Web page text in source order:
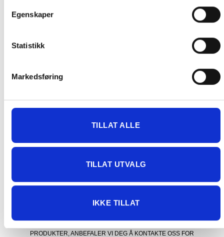
Egenskaper
Statistikk
Markedsføring
TILLAT ALLE
TILLAT UTVALG
IKKE TILLAT
ikke mottar ordrebekreftelse etter betaling med
registrert i vårt system.
vi deg ta kontakt med oss på 91 92 05 91
FORSENDELSER
BESTILLER DU NOEN AV VÅRE STØRRE/TYNGRE
PRODUKTER, ANBEFALER VI DEG Å KONTAKTE OSS FOR